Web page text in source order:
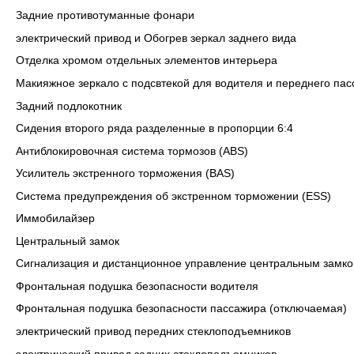
Задние противотуманные фонари
электрический привод и Обогрев зеркал заднего вида
Отделка хромом отдельных элементов интерьера
Макияжное зеркало с подсвтекой для водителя и переднего
Задний подлокотник
Сидения второго ряда разделенные в пропорции 6:4
Антиблокировочная система тормозов (ABS)
Усилитель экстренного торможения (BAS)
Система предупреждения об экстренном торможении (ESS)
Иммобилайзер
Центральный замок
Сигнализация и дистанционное управление центральным
Фронтальная подушка безопасности водителя
Фронтальная подушка безопасности пассажира (отключаемая)
электрический привод передних стеклоподъемников